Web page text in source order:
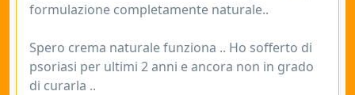
formulazione completamente naturale..
Spero crema naturale funziona .. Ho sofferto di
psoriasi per ultimi 2 anni e ancora non in grado
di curarla ..